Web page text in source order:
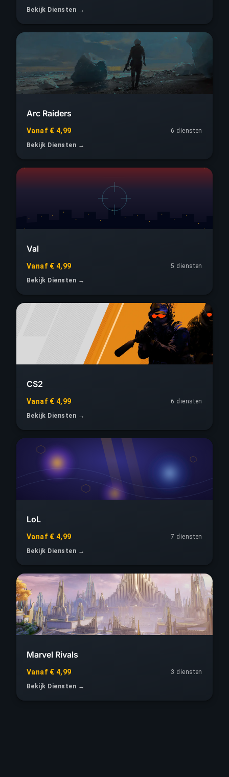
Bekijk Diensten →
Arc Raiders
Vanaf € 4,99
6 diensten
Bekijk Diensten →
Val
Vanaf € 4,99
5 diensten
Bekijk Diensten →
CS2
Vanaf € 4,99
6 diensten
Bekijk Diensten →
LoL
Vanaf € 4,99
7 diensten
Bekijk Diensten →
Marvel Rivals
Vanaf € 4,99
3 diensten
Bekijk Diensten →